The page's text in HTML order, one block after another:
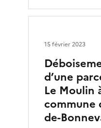
d’une
Le Moulin
commune
de-
15 février 2023